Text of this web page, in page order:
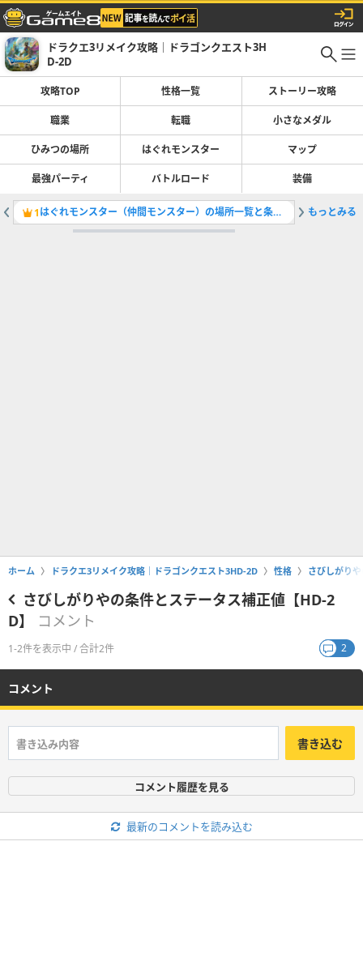
ドラクエ3リメイク攻略｜ドラゴンクエスト3H
D-2D
攻略TOP 性格一覧 ストーリー攻略
職業 転職 小さなメダル
ひみつの場所 はぐれモンスター マップ
最強パーティ バトルロード 装備
1 はぐれモンスター（仲間モンスター）の場所一覧と条件・全121体掲載 2ストー
もっとみる
ホーム ドラクエ3リメイク攻略｜ドラゴンクエスト3HD-2D 性格 さびしがり
さびしがりやの条件とステータス補正値【HD-2
D】
コメント
1-2件を表示中 / 合計2件 2
コメント
書き込む
コメント履歴を見る
最新のコメントを読み込む